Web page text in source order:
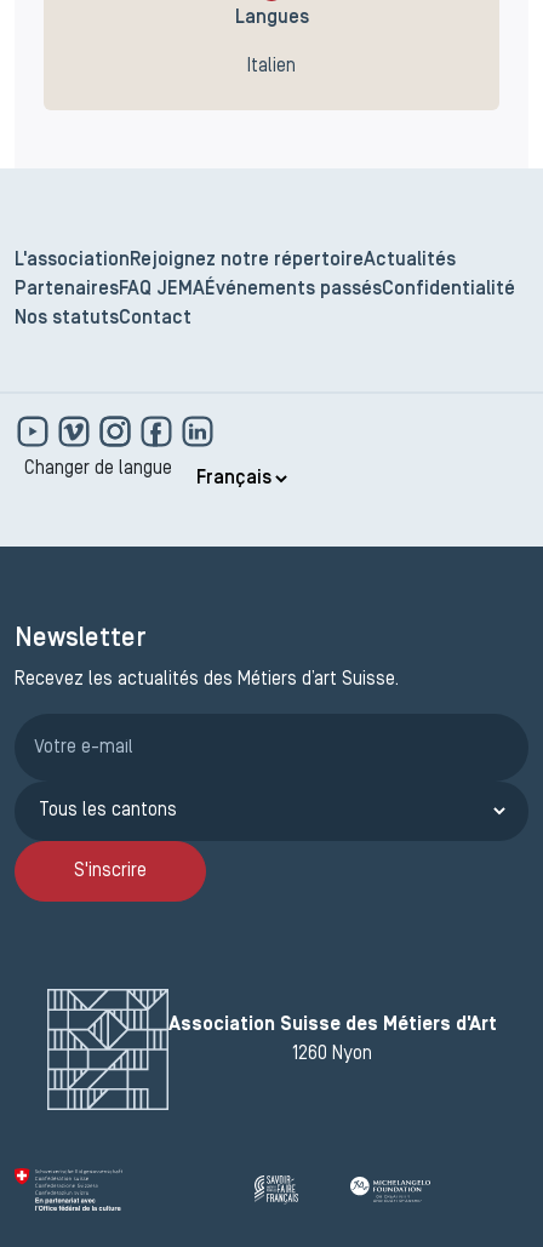
Langues
Italien
L'association Rejoignez notre répertoireActualités
PartenairesFAQ JEMAÉvénements passésConfidentialité
Nos statutsContact
Changer de langue
Newsletter
Recevez les actualités des Métiers d’art Suisse.
S'inscrire
Association Suisse des Métiers d'Art
1260 Nyon